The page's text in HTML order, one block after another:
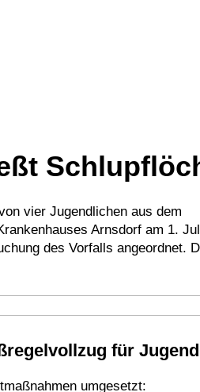
vier Jugendlichen aus dem
Arnsdorf am 1.
des Vorfalls angeordnet.
für
umgesetzt: